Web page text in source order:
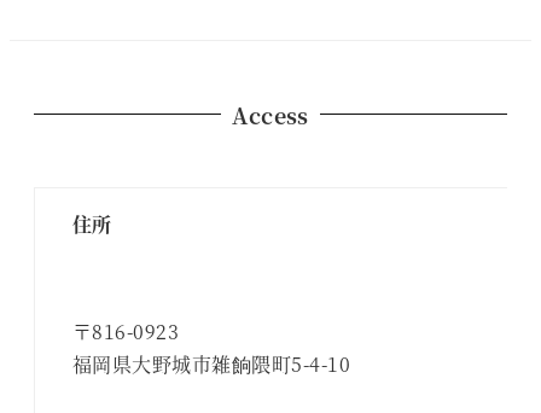
Access
住所
〒816-0923
福岡県大野城市雑餉隈町5-4-10